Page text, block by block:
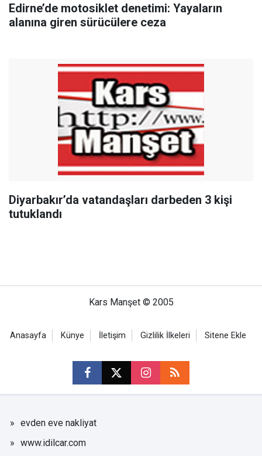
Edirne’de motosiklet denetimi: Yayaların
alanına giren sürücülere ceza
Diyarbakır’da vatandaşları darbeden 3 kişi
tutuklandı
Kars Manşet © 2005
Anasayfa Künye İletişim Gizlilik İlkeleri Sitene Ekle
evden eve nakliyat
www.idilcar.com